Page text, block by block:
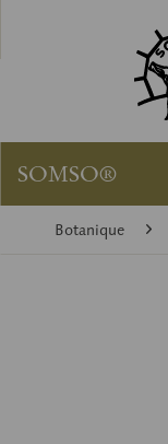
SOMSO®
Botanique